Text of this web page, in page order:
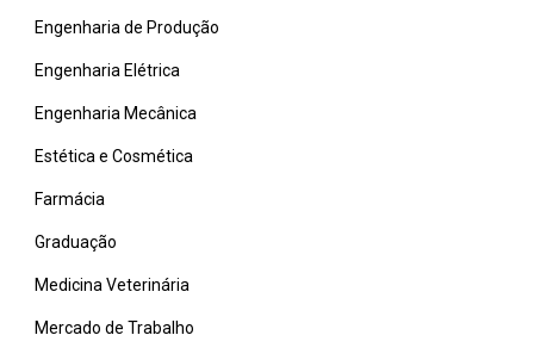
Engenharia de Produção
Engenharia Elétrica
Engenharia Mecânica
Estética e Cosmética
Farmácia
Graduação
Medicina Veterinária
Mercado de Trabalho